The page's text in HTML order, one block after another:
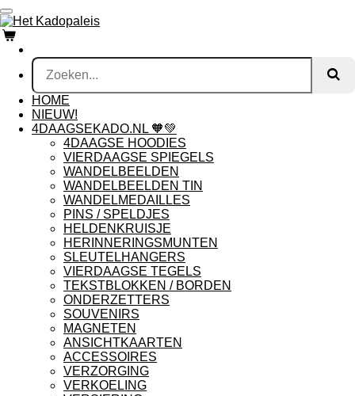
Ga
direct
naar
de
hoofdinhoud
HOME
NIEUW!
4DAAGSEKADO.NL 🧡💚
4DAAGSE HOODIES
VIERDAAGSE SPIEGELS
WANDELBEELDEN
WANDELBEELDEN TIN
WANDELMEDAILLES
PINS / SPELDJES
HELDENKRUISJE
HERINNERINGSMUNTEN
SLEUTELHANGERS
VIERDAAGSE TEGELS
TEKSTBLOKKEN / BORDEN
ONDERZETTERS
SOUVENIRS
MAGNETEN
ANSICHTKAARTEN
ACCESSOIRES
VERZORGING
VERKOELING